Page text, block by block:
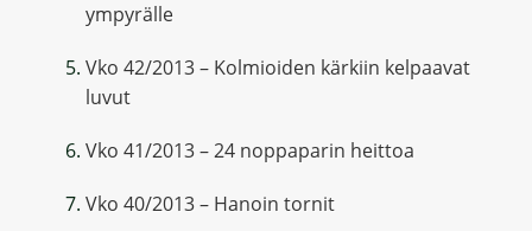
ympyrälle
Vko 42/2013 – Kolmioiden kärkiin kelpaavat
luvut
Vko 41/2013 – 24 noppaparin heittoa
Vko 40/2013 – Hanoin tornit